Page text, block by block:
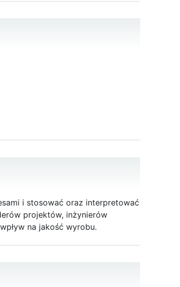
i stosować oraz interpretować
projektów, inżynierów
na jakość wyrobu.